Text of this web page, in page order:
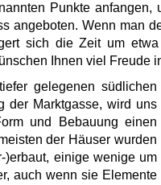
Punkte anfangen,
angeboten. Wenn man
sich die Zeit um
Ihnen viel Freude
gelegenen südlichen
der Marktgasse, wird uns
und Bebauung einen
der Häuser wurden
)erbaut, einige wenige um
auch wenn sie Elemente